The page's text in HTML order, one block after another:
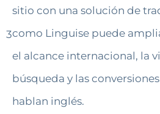
3
sitio con una solución de
como Linguise puede
el alcance internacional, la
búsqueda y las
hablan inglés.